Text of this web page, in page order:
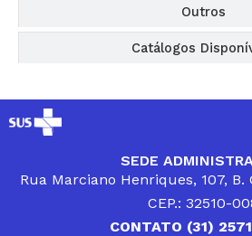
Outros
Catálogos
SEDE
Rua Marciano Henriques, 107,
CEP.: 32510-
CONTATO (31)